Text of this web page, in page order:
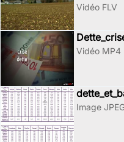
Vidéo FLV
Vidéo MP4
Image